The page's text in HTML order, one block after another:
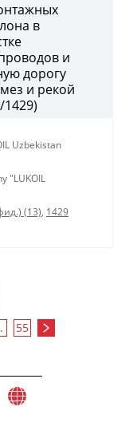
в
и
дорогу
и рекой
Uzbekistan
"LUKOIL
(13), 1429
55